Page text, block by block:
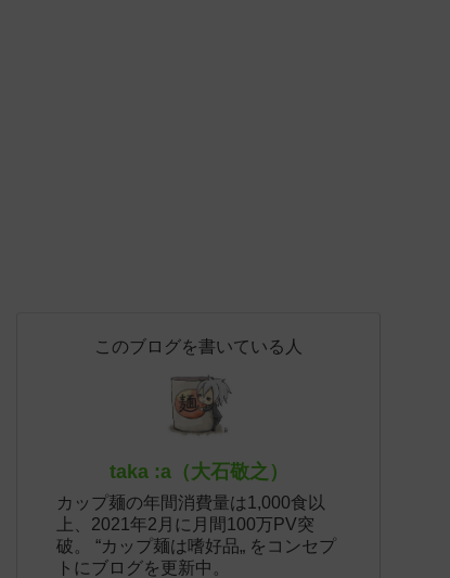
このブログを書いている人
taka :a（大石敬之）
カップ麺の年間消費量は1,000食以
上、2021年2月に月間100万PV突
破。 “カップ麺は嗜好品„ をコンセプ
トにブログを更新中。